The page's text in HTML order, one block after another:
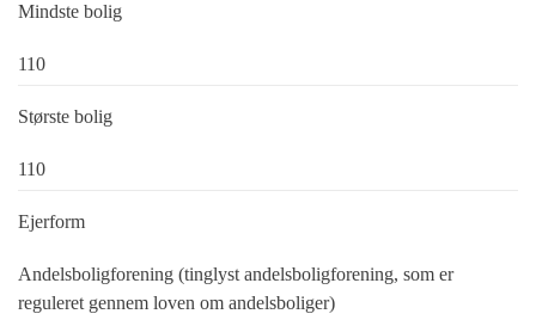
Mindste bolig
110
Største bolig
110
Ejerform
Andelsboligforening (tinglyst andelsboligforening, som er
reguleret gennem loven om andelsboliger)